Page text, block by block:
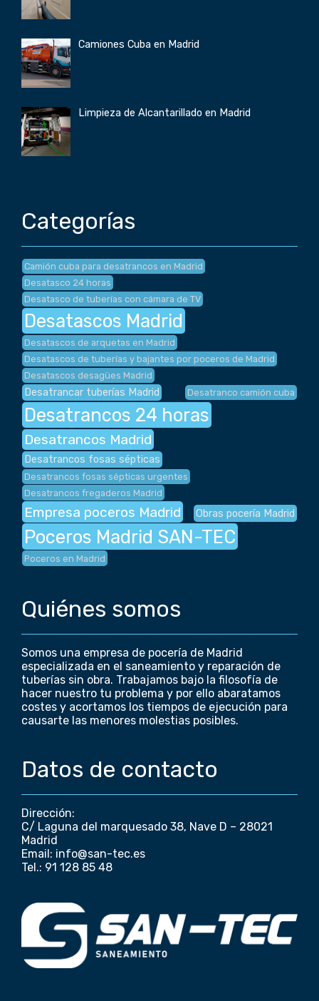
Camiones Cuba en Madrid
Limpieza de Alcantarillado en Madrid
Categorías
Camión cuba para desatrancos en Madrid
Desatasco 24 horas
Desatasco de tuberías con cámara de TV
Desatascos Madrid
Desatascos de arquetas en Madrid
Desatascos de tuberías y bajantes por poceros de Madrid
Desatascos desagües Madrid
Desatrancar tuberías Madrid Desatranco camión cuba
Desatrancos 24 horas
Desatrancos Madrid
Desatrancos fosas sépticas
Desatrancos fosas sépticas urgentes
Desatrancos fregaderos Madrid
Empresa poceros Madrid Obras pocería Madrid
Poceros Madrid SAN-TEC
Poceros en Madrid
Quiénes somos
Somos una empresa de pocería de Madrid
especializada en el saneamiento y reparación de
tuberías sin obra. Trabajamos bajo la filosofía de
hacer nuestro tu problema y por ello abaratamos
costes y acortamos los tiempos de ejecución para
causarte las menores molestias posibles.
Datos de contacto
Dirección:
C/ Laguna del marquesado 38, Nave D – 28021
Madrid
Email: info@san-tec.es
Tel.: 91 128 85 48